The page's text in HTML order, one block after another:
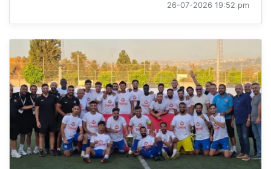
26-07-2026 19:52 pm